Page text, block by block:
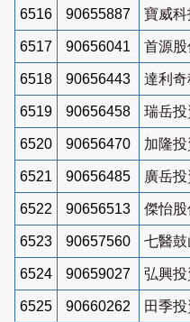
6516 90655887 寶威科
6517 90656041 首源股
6518 90656443 達利奇
6519 90656458 瑞岳投
6520 90656470 加隆
6521 90656485 廣岳
6522 90656513 傑怡股
6523 90657560 七醫鼓
6524 90659027 弘興投
6525 90660262 田季